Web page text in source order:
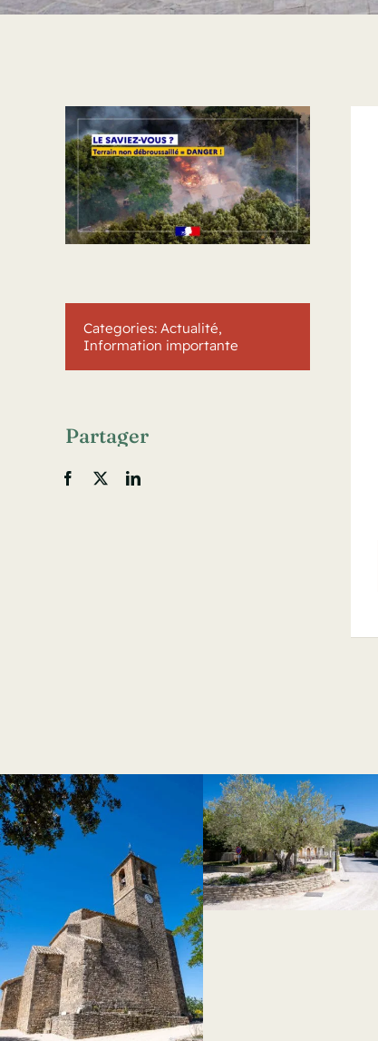
Categories: Actualité,
Information importante
Partager